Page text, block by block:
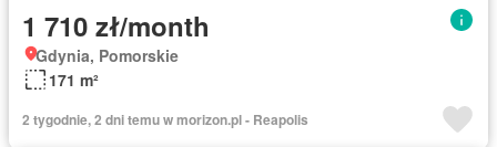
1 710 zł/month
Gdynia, Pomorskie
171 m²
2 tygodnie, 2 dni temu w morizon.pl - Reapolis